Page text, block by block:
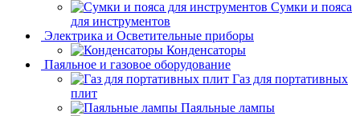
Сумки и пояса
для инструментов
Электрика и Осветительные приборы
Конденсаторы
Паяльное и газовое оборудование
Газ для портативных
плит
Паяльные лампы